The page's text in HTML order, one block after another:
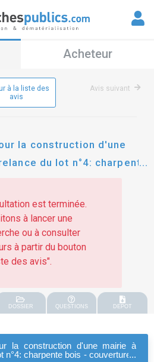
Acheteur
à la liste des
avis
Avis suivant
la construction d'une
du lot n°4: charpente
- bardage
est terminée.
à lancer une
ou à consulter
à partir du bouton
des avis".
DOSSIER QUESTIONS DEPOT
la construction d'une mairie à
n°4: charpente bois - couverture -